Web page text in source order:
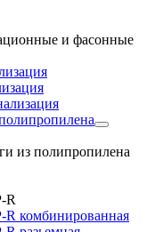
и фасонные
из полипропилена
R
комбинированная